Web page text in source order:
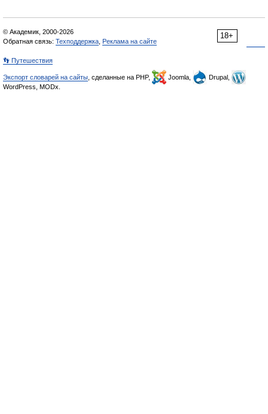
18+
© Академик, 2000-2026
Обратная связь: Техподдержка Реклама на сайте
👣 Путешествия
Экспорт словарей на сайты , сделанные на PHP, Joomla,
Drupal,
WordPress, MODx.